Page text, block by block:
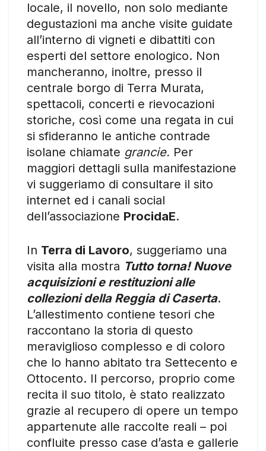
locale, il novello, non solo mediante
degustazioni ma anche visite guidate
all’interno di vigneti e dibattiti con
esperti del settore enologico. Non
mancheranno, inoltre, presso il
centrale borgo di Terra Murata,
spettacoli, concerti e rievocazioni
storiche, così come una regata in cui
si sfideranno le antiche contrade
isolane chiamate grancie. Per
maggiori dettagli sulla manifestazione
vi suggeriamo di consultare il sito
internet ed i canali social
dell’associazione ProcidaE.
In Terra di Lavoro, suggeriamo una
visita alla mostra Tutto torna! Nuove
acquisizioni e restituzioni alle
collezioni della Reggia di Caserta.
L’allestimento contiene tesori che
raccontano la storia di questo
meraviglioso complesso e di coloro
che lo hanno abitato tra Settecento e
Ottocento. Il percorso, proprio come
recita il suo titolo, è stato realizzato
grazie al recupero di opere un tempo
appartenute alle raccolte reali – poi
confluite presso case d’asta e gallerie